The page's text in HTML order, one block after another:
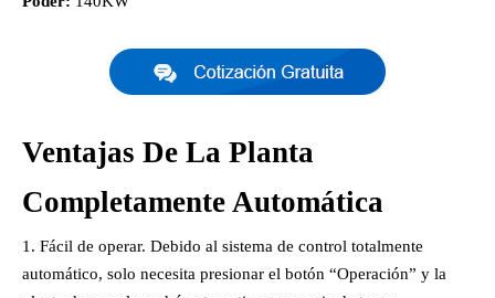
Ventajas De La Planta
Completamente Automática
Fácil de operar. Debido al sistema de control totalmente
automático, solo necesita presionar el botón “Operación” y la